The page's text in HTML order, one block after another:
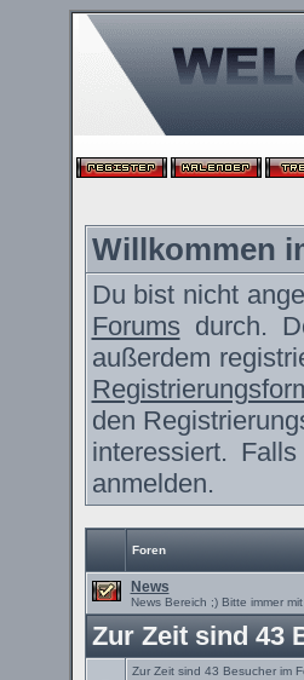
Willkommen
Du bist nicht
Forums durch.
außerdem
den
interessiert.
anmelden.
Foren
News
News Bereich ;) Bitte immer
Zur Zeit sind 43
Zur Zeit sind 43 Besucher im